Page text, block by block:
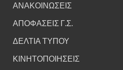
ΑΝΑΚΟΙΝΩΣΕΙΣ
ΑΠΟΦΑΣΕΙΣ Γ.Σ.
ΔΕΛΤΙΑ ΤΥΠΟΥ
ΚΙΝΗΤΟΠΟΙΗΣΕΙΣ